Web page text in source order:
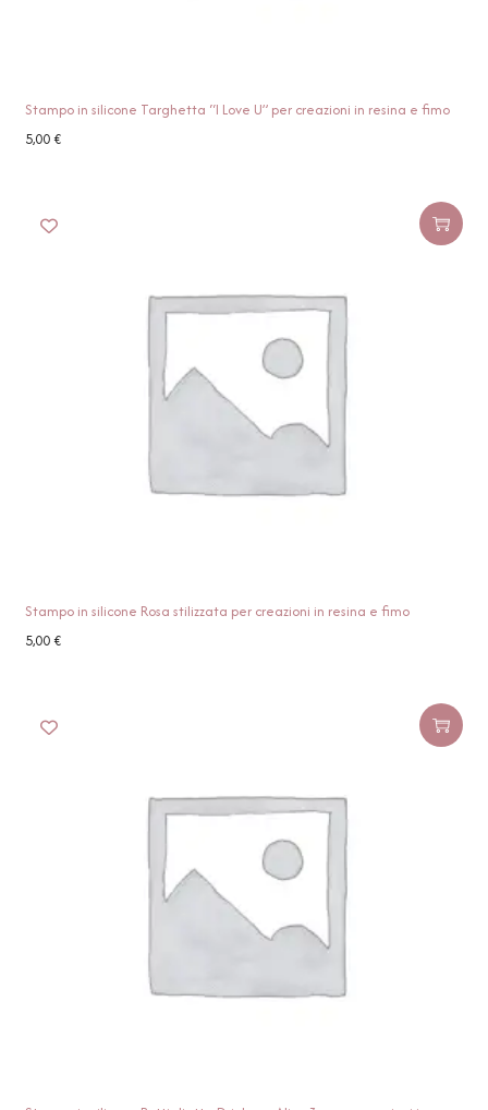
Stampo in silicone Targhetta “I Love U” per creazioni in resina e fimo
5,00€
Stampo in silicone Rosa stilizzata per creazioni in resina e fimo
5,00€